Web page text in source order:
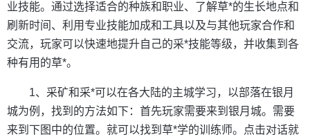
业技能。通过选择适合的种族和职业、了解草*的生长地点和
刷新时间、利用专业技能加成和工具以及与其他玩家合作和
交流，玩家可以快速地提升自己的采*技能等级，并收集到各
种有用的草*。
1、采矿和采*可以在各大陆的主城学习，以部落在银月
城为例，找到的方法如下：首先玩家需要来到银月城。需要
来到下图中的位置。就可以找到草*学的训练师。点击对话就